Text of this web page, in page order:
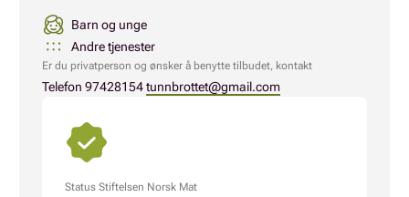
Barn og unge
Andre tjenester
Er du privatperson og ønsker å benytte tilbudet, kontakt
Telefon 97428154tunnbrottet@gmail.com
Status Stiftelsen Norsk Mat